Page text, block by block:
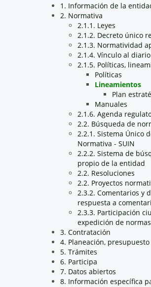
1. Información de la
2. Normativa
2.1.1. Leyes
2.1.2. Decreto único
2.1.3. Normatividad
2.1.4. Vínculo al
2.1.5. Políticas,
Políticas
Lineamientos
Plan
Manuales
2.1.6. Agenda
2.2. Búsqueda de
2.2.1. Sistema Único
Normativa - SUIN
2.2.2. Sistema de
propio de la entidad
2.2. Resoluciones
2.2. Proyectos
2.3.2. Comentarios y
respuesta a
2.3.3. Participación
expedición de
3. Contratación
4. Planeación,
5. Trámites
6. Participa
7. Datos abiertos
8. Información específica